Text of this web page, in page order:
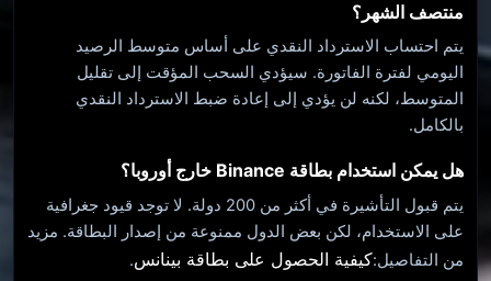
منتصف الشهر؟
يتم احتساب الاسترداد النقدي على أساس متوسط ​​الرصيد
اليومي لفترة الفاتورة. سيؤدي السحب المؤقت إلى تقليل
المتوسط، لكنه لن يؤدي إلى إعادة ضبط الاسترداد النقدي
بالكامل.
هل يمكن استخدام بطاقة Binance خارج أوروبا؟
يتم قبول التأشيرة في أكثر من 200 دولة. لا توجد قيود جغرافية
على الاستخدام، لكن بعض الدول ممنوعة من إصدار البطاقة. مزيد
من التفاصيل:كيفية الحصول على بطاقة بينانس.